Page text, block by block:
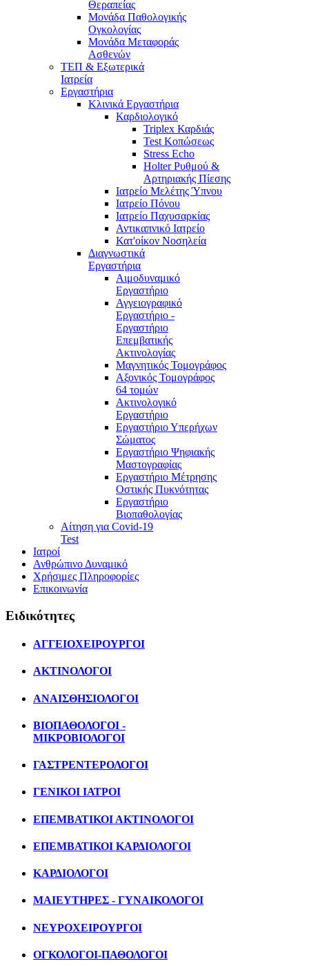
Θεραπείας
Μονάδα Παθολογικής
Ογκολογίας
Μονάδα Μεταφοράς
Ασθενών
ΤΕΠ & Εξωτερικά
Ιατρεία
Εργαστήρια
Κλινικά Εργαστήρια
Καρδιολογικό
Triplex Καρδιάς
Test Κοπώσεως
Stress Echo
Holter Ρυθμού &
Αρτηριακής Πίεσης
Ιατρείο Μελέτης Ύπνου
Ιατρείο Πόνου
Ιατρείο Παχυσαρκίας
Αντικαπνικό Ιατρείο
Κατ'οίκον Νοσηλεία
Διαγνωστικά
Εργαστήρια
Αιμοδυναμικό
Εργαστήριο
Αγγειογραφικό
Εργαστήριο -
Εργαστήριο
Επεμβατικής
Ακτινολογίας
Μαγνητικός Τομογράφος
Αξονικός Τομογράφος
64 τομών
Ακτινολογικό
Εργαστήριο
Εργαστήριο Υπερήχων
Σώματος
Εργαστήριο Ψηφιακής
Μαστογραφίας
Εργαστήριο Μέτρησης
Οστικής Πυκνότητας
Εργαστήριο
Βιοπαθολογίας
Αίτηση για Covid-19
Test
Ιατροί
Ανθρώπινο Δυναμικό
Χρήσιμες Πληροφορίες
Επικοινωνία
Ειδικότητες
ΑΓΓΕΙΟΧΕΙΡΟΥΡΓΟΙ
ΑΚΤΙΝΟΛΟΓΟΙ
ΑΝΑΙΣΘΗΣΙΟΛΟΓΟΙ
ΒΙΟΠΑΘΟΛΟΓΟΙ -
ΜΙΚΡΟΒΙΟΛΟΓΟΙ
ΓΑΣΤΡΕΝΤΕΡΟΛΟΓΟΙ
ΓΕΝΙΚΟΙ ΙΑΤΡΟΙ
ΕΠΕΜΒΑΤΙΚΟΙ ΑΚΤΙΝΟΛΟΓΟΙ
ΕΠΕΜΒΑΤΙΚΟΙ ΚΑΡΔΙΟΛΟΓΟΙ
ΚΑΡΔΙΟΛΟΓΟΙ
ΜΑΙΕΥΤΗΡΕΣ - ΓΥΝΑΙΚΟΛΟΓΟΙ
ΝΕΥΡΟΧΕΙΡΟΥΡΓΟΙ
ΟΓΚΟΛΟΓΟΙ-ΠΑΘΟΛΟΓΟΙ